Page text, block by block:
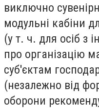
виключно
модульні кабіни
(у т. ч. для осіб з
про організацію
суб'єктам
(незалежно від
оборони